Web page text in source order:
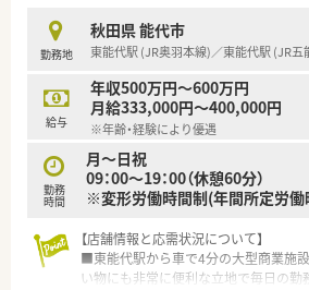
■面対応による処方箋の調剤業務や服
様一人ひとりに寄り添った丁寧なカウ
す。
■ドラッグストア併設店としてOTC医
担当し、セルフメディケーションの推
■多くの医療機関からの処方箋を応需
も多く、薬剤師としての幅広い知識と
勤務地
秋田県 能代市
東能代駅 (JR奥羽本線)／東能代駅 (JR五
給与
年収500万円～600万円
月給333,000円～400,000円
※年齢・経験により優遇
勤務
時間
月～日祝
09：00～19：00（休憩60分）
※変形労働時間制(年間所定労
【店舗情報と応需状況について】
■東能代駅から車で4分の大型商業施
い物にも非常に便利な立地で毎日の勤